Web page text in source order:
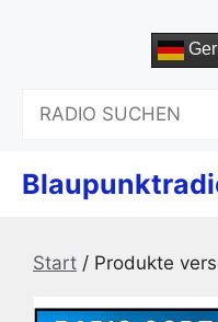
Start / Produkte